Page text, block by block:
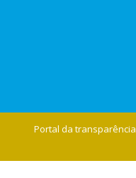
Portal da transparência